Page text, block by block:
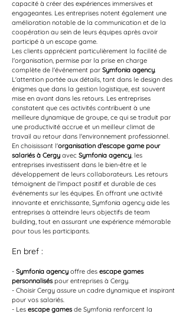
capacité à créer des expériences immersives et
engageantes. Les entreprises notent également une
amélioration notable de la communication et de la
coopération au sein de leurs équipes après avoir
participé à un escape game.
Les clients apprécient particulièrement la facilité de
l'organisation, permise par la prise en charge
complète de l'événement par Symfonia agency.
L'attention portée aux détails, tant dans le design des
énigmes que dans la gestion logistique, est souvent
mise en avant dans les retours. Les entreprises
constatent que ces activités contribuent à une
meilleure dynamique de groupe, ce qui se traduit par
une productivité accrue et un meilleur climat de
travail au retour dans l'environnement professionnel.
En choisissant l'organisation d'escape game pour
salariés à Cergy avec Symfonia agency, les
entreprises investissent dans le bien-être et le
développement de leurs collaborateurs. Les retours
témoignent de l'impact positif et durable de ces
événements sur les équipes. En offrant une activité
innovante et enrichissante, Symfonia agency aide les
entreprises à atteindre leurs objectifs de team
building, tout en assurant une expérience mémorable
pour tous les participants.
En bref :
- Symfonia agency offre des escape games
personnalisés pour entreprises à Cergy.
- Choisir Cergy assure un cadre dynamique et inspirant
pour vos salariés.
- Les escape games de Symfonia renforcent la